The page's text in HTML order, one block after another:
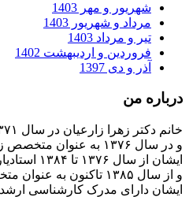
شهریور و مهر 1403
مرداد و شهریور 1403
تیر و مرداد 1403
فروردین و اردیبهشت 1402
آذر و دی 1397
درباره من
خانم دکتر زهرا زارعیان در سال ۱۳۷۱ به عنوان پزشک عمومی از دانشگاه علوم پزشکی فارغ التحصیل شدند
و در سال ۱۳۷۶ به عنوان متخصص زنان و زایمان فارق التحصیل شدند
ایشان از سال ۱۳۷۶ تا ۱۳۸۴ استادیار دانشگاه علوم پزشکی جهرم بودند
و از سال ۱۳۸۵ تاکنون به عنوان متخصص زنان و زایمان در مرکز IVF بیمارستان پارسیان فعالیت دارند.
ایشان دارای مدرک کارشناسی